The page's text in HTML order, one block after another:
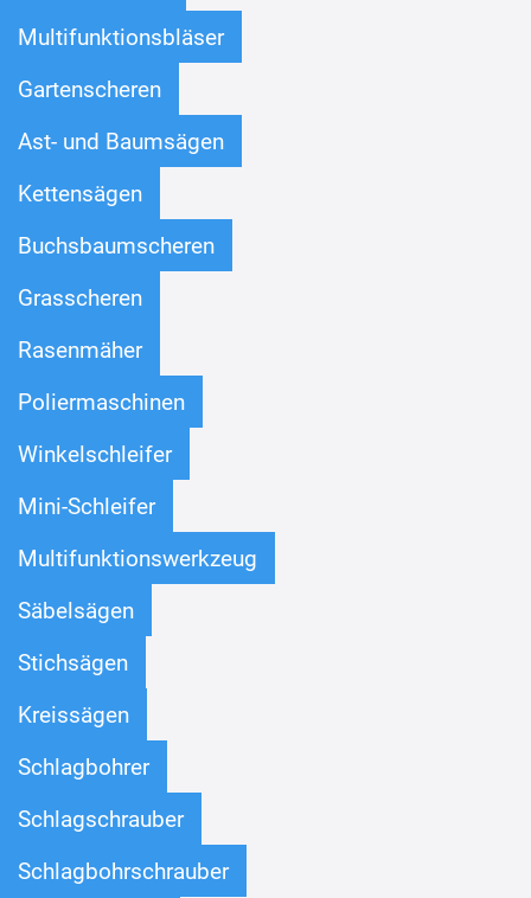
Multifunktionsbläser
Gartenscheren
Ast- und Baumsägen
Kettensägen
Buchsbaumscheren
Grasscheren
Rasenmäher
Poliermaschinen
Winkelschleifer
Mini-Schleifer
Multifunktionswerkzeug
Säbelsägen
Stichsägen
Kreissägen
Schlagbohrer
Schlagschrauber
Schlagbohrschrauber